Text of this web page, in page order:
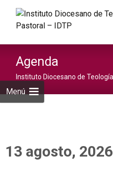
Menú
Agenda
Instituto Diocesano de
13 agosto, 2026